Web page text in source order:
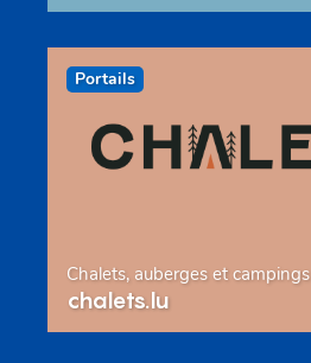
Portails
Chalets, auberges et campings
chalets.lu